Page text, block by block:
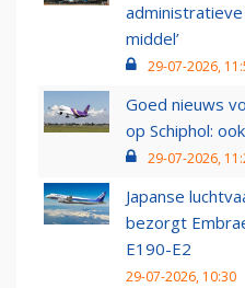
administratieve
middel’
29-07-2026,
Goed nieuws
op Schiphol:
29-07-2026,
Japanse
bezorgt
E190-E2
29-07-2026, 10:30